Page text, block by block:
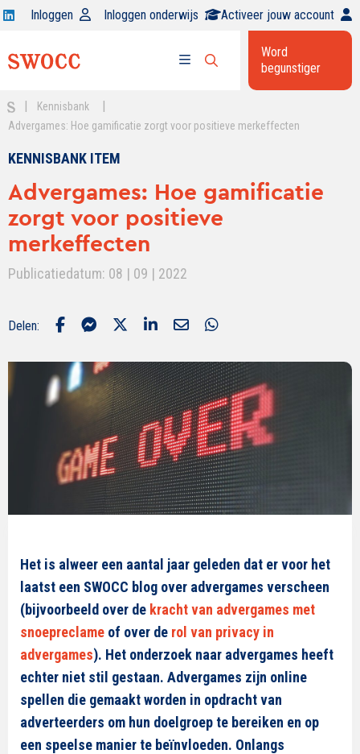
Open
op
Inloggen Inloggen onderwijs Activeer jouw account
Open
zoekbalk
Word
begunstiger
Kennisbank
Advergames: Hoe gamificatie zorgt voor positieve merkeffecten
KENNISBANK ITEM
Advergames: Hoe gamificatie
zorgt voor positieve
merkeffecten
Publicatiedatum: 08 | 09 | 2022
Delen:
Het is alweer een aantal jaar geleden dat er voor het
laatst een SWOCC blog over advergames verscheen
(bijvoorbeeld over de kracht van advergames met
snoepreclame of over de rol van privacy in
advergames). Het onderzoek naar advergames heeft
echter niet stil gestaan. Advergames zijn online
spellen die gemaakt worden in opdracht van
adverteerders om hun doelgroep te bereiken en op
een speelse manier te beïnvloeden. Onlangs